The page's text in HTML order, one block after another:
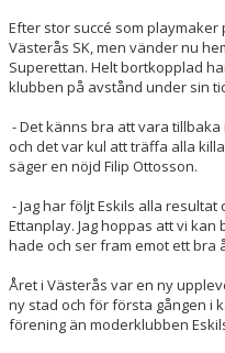
Efter stor succé som
Västerås SK, men vänder nu
Superettan. Helt bortkopplad
klubben på avstånd under sin
- Det känns bra att vara
och det var kul att träffa alla
säger en nöjd Filip Ottosson.
- Jag har följt Eskils alla
Ettanplay. Jag hoppas att vi
hade och ser fram emot ett bra
Året i Västerås var en ny
ny stad och för första gången i
förening än moderklubben